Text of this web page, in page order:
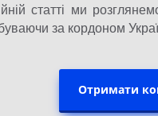
статті ми
за кордоном
Отримати